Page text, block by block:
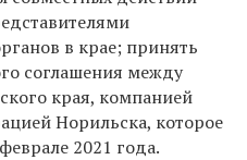
в крае; принять
соглашения между
края, компанией
Норильска, которое
2021 года.